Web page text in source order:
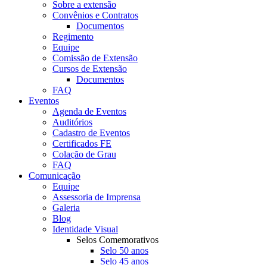
Sobre a extensão
Convênios e Contratos
Documentos
Regimento
Equipe
Comissão de Extensão
Cursos de Extensão
Documentos
FAQ
Eventos
Agenda de Eventos
Auditórios
Cadastro de Eventos
Certificados FE
Colação de Grau
FAQ
Comunicação
Equipe
Assessoria de Imprensa
Galeria
Blog
Identidade Visual
Selos Comemorativos
Selo 50 anos
Selo 45 anos